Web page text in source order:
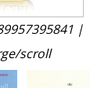
|
scroll